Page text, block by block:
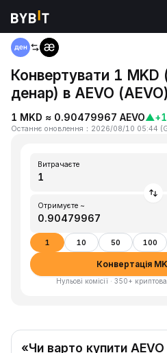
Головна
Конвертувати 1
денар) в AEVO (AEVO)
1 MKD ≈ 0.90479967 AEVO▲
Останнє оновлення ： 2026/08/10 05:44 (
Витрачаєте
Отримуєте ~
1 10 50 100
Конвертація
Нульові комісії · 350+
«Чи варто купити